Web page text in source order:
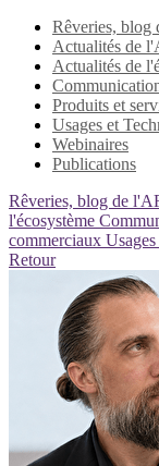
Rêveries, blog
Actualités de
Actualités de
Produits et
Usages et
Webinaires
Publications
Rêveries, blog de
l'écosystème
commerciaux
Retour